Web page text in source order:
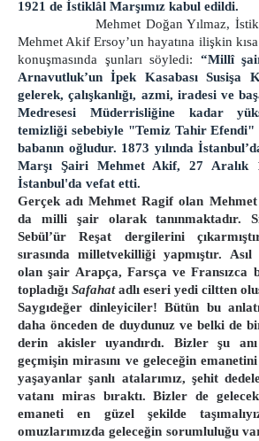
1921 de İstiklâl Marşımız kabul edildi.
Mehmet Doğan Yılmaz, İstiklal
Mehmet Akif Ersoy’un hayatına ilişkin
konuşmasında şunları söyledi: “Millî
Arnavutluk’un İpek Kasabası Susişa
gelerek, çalışkanlığı, azmi, iradesi ve
Medresesi Müderrisliğine kadar
temizliği sebebiyle "Temiz Tahir Efendi"
babanın oğludur. 1873 yılında
Marşı Şairi Mehmet Akif, 27 Aralık
İstanbul'da vefat etti.
Gerçek adı Mehmet Ragif olan
da milli şair olarak tanınmaktadır.
Sebül’ür Reşat dergilerini
sırasında milletvekilliği yapmıştır.
olan şair Arapça, Farsça ve Fransızca
topladığı Safahatadlı eseri yedi ciltten
Saygıdeğer dinleyiciler! Bütün bu
daha önceden de duydunuz ve belki de
derin akisler uyandırdı. Bizler şu
geçmişin mirasını ve geleceğin
yaşayanlar şanlı atalarımız, şehit
vatanı miras bıraktı. Bizler de
emaneti en güzel şekilde
omuzlarımızda geleceğin sorumluluğu